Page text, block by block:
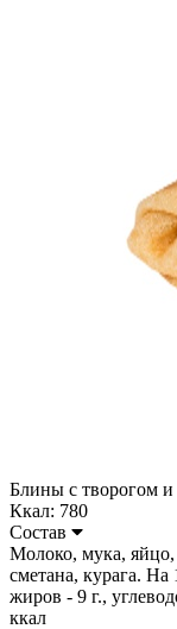
Блины с творогом и
Ккал: 780
Состав
Молоко, мука, яйцо,
сметана, курага. На
жиров - 9 г.,
ккал